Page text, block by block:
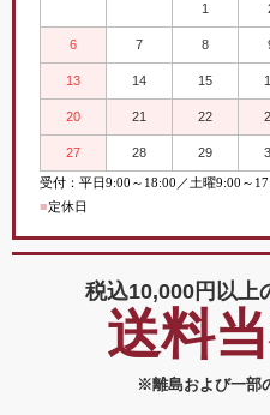
1
6 7 8
13 14 15
20 21 22
27 28 29
受付：平日9:00 ～ 18:00／土曜9:00 ～
■定休日
税込10,000円以上
送料
※離島および一部